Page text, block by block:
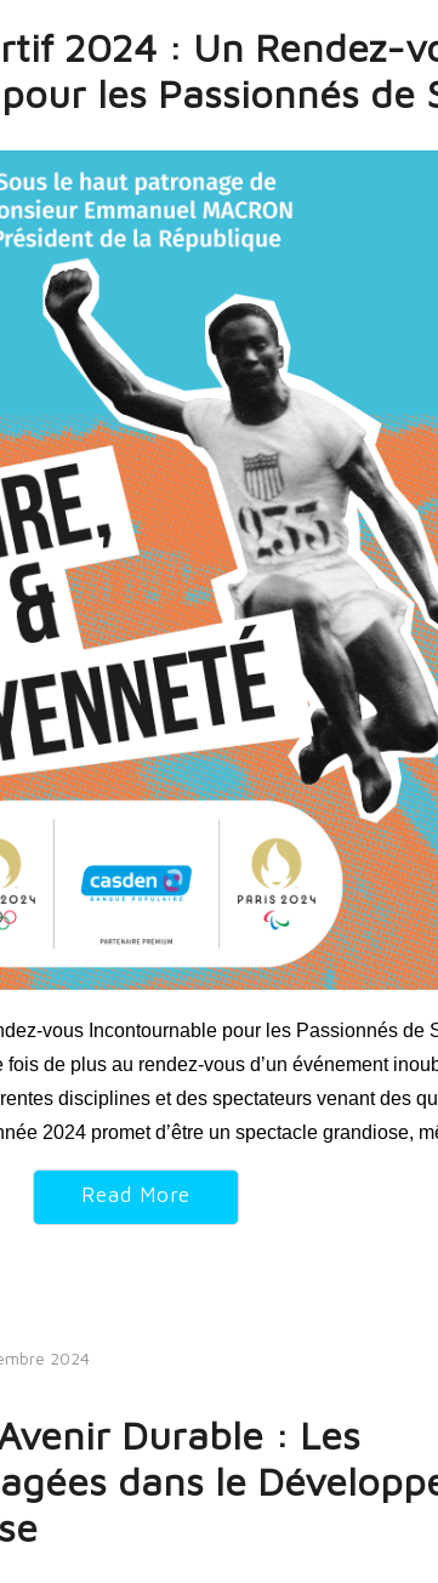
2024 : Un Rendez-
les Passionnés de
vous Incontournable pour les Passionnés de
de plus au rendez-vous d’un événement
disciplines et des spectateurs venant des
2024 promet d’être un spectacle grandiose,
Read More
2024
Durable : Les
dans le